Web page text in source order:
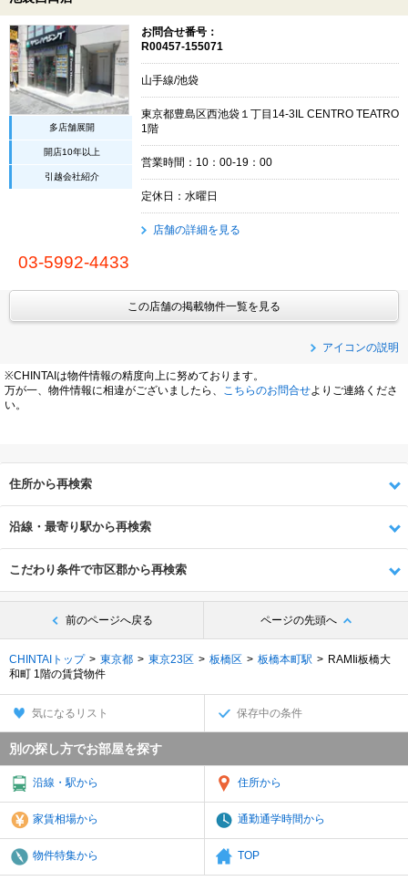
多店舗展開
開店10年以上
引越会社紹介
お問合せ番号：
R00457-155071
山手線/池袋
東京都豊島区西池袋１丁目14-3IL CENTRO TEATRO
1階
営業時間：10：00-19：00
定休日：水曜日
店舗の詳細を見る
03-5992-4433
この店舗の掲載物件一覧を見る
アイコンの説明
※CHINTAIは物件情報の精度向上に努めております。
万が一、物件情報に相違がございましたら、
こちらのお問合せよりご連絡くださ
い。
住所から再検索
沿線・最寄り駅から再検索
こだわり条件で市区郡から再検索
前のページへ戻る ページの先頭へ
CHINTAIトップ 東京都 東京23区 板橋区 板橋本町駅
RAMIi板橋大
和町 1階の賃貸物件
気になるリスト 保存中の条件
別の探し方でお部屋を探す
沿線・駅から 住所から
家賃相場から 通勤通学時間から
物件特集から TOP